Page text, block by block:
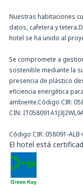
Nuestras habitaciones
datos, cafetera y
hotel se ha unido al
Se compromete a
sostenible mediante la
presencia de plástico
eficiencia energética
ambiente.Código CIR:
CIN:
Código CIR: 058091-
El hotel está